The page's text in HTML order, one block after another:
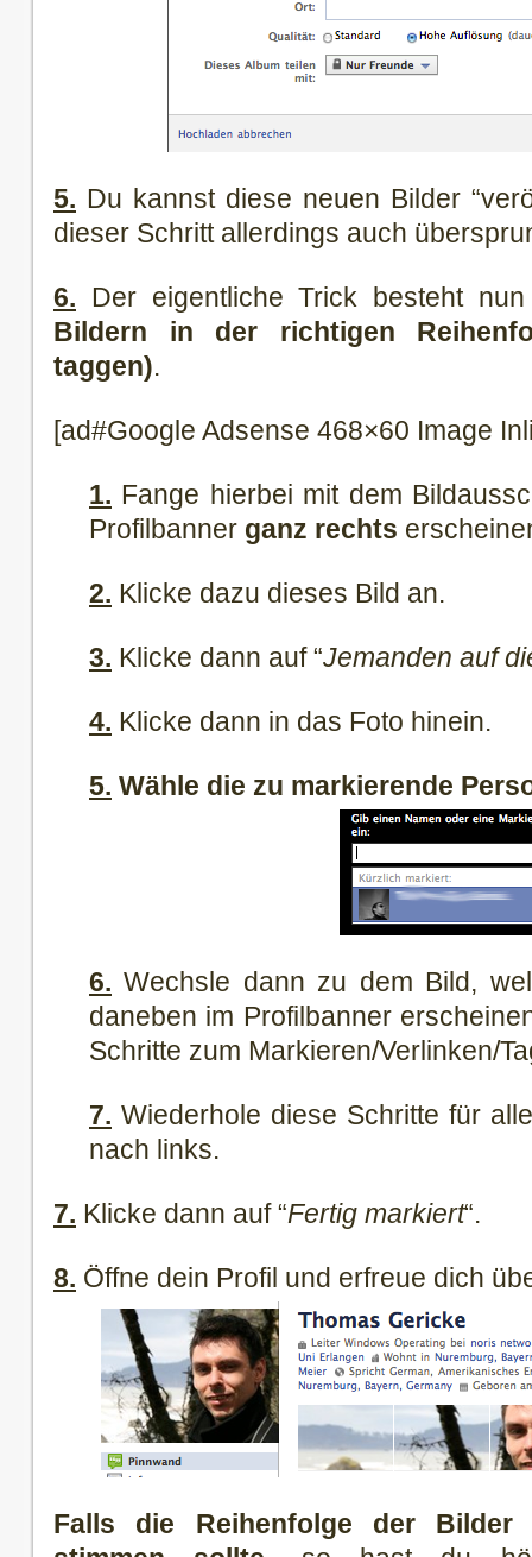
5. Du kannst diese neuen Bilder
dieser Schritt allerdings auch
6. Der eigentliche Trick besteht
Bildern in der richtigen
taggen).
[ad#Google Adsense 468×60 Image
1. Fange hierbei mit dem
Profilbanner ganz rechts
2. Klicke dazu dieses Bild an.
3. Klicke dann auf “Jemanden auf
4. Klicke dann in das Foto hinein.
5. Wähle die zu markierende
6. Wechsle dann zu dem Bild,
daneben im Profilbanner
Schritte zum Markieren/Verlinken/
7. Wiederhole diese Schritte für
nach links.
7. Klicke dann auf “Fertig markiert“.
8. Öffne dein Profil und erfreue dich
Falls die Reihenfolge der Bilder